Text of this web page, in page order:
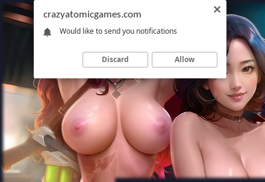
crazyatomicgames.com
Would like to send you notifications
Discard Allow